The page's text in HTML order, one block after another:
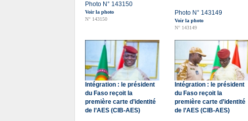
Photo N° 143150
Voir la photo
N° 143150
Photo N° 143149
Voir la photo
N° 143149
Intégration : le président
du Faso reçoit la
première carte d’identité
de l’AES (CIB-AES)
Intégration : le président
du Faso reçoit la
première carte d’identité
de l’AES (CIB-AES)